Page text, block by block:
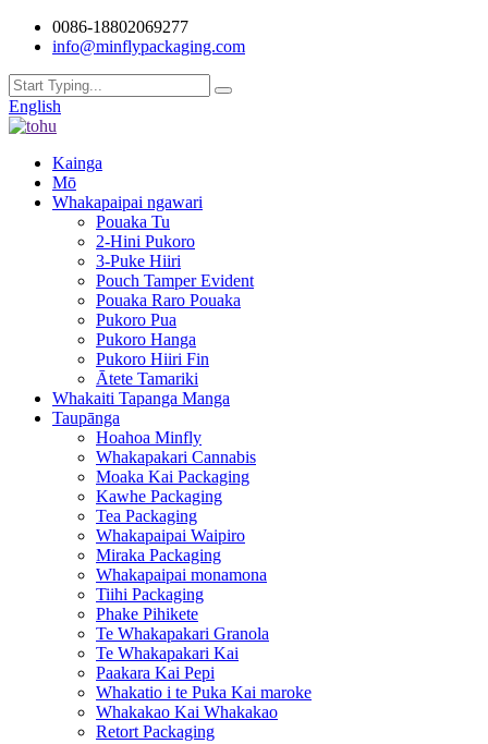
0086-18802069277
info@minflypackaging.com
English
Kainga
Mō
Whakapaipai ngawari
Pouaka Tu
2-Hini Pukoro
3-Puke Hiiri
Pouch Tamper Evident
Pouaka Raro Pouaka
Pukoro Pua
Pukoro Hanga
Pukoro Hiiri Fin
Ātete Tamariki
Whakaiti Tapanga Manga
Taupānga
Hoahoa Minfly
Whakapakari Cannabis
Moaka Kai Packaging
Kawhe Packaging
Tea Packaging
Whakapaipai Waipiro
Miraka Packaging
Whakapaipai monamona
Tiihi Packaging
Phake Pihikete
Te Whakapakari Granola
Te Whakapakari Kai
Paakara Kai Pepi
Whakatio i te Puka Kai maroke
Whakakao Kai Whakakao
Retort Packaging